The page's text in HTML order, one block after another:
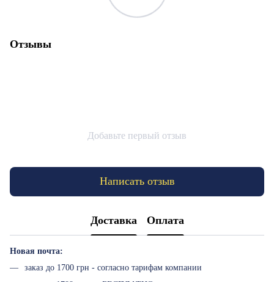
Отзывы
Добавьте первый отзыв
Написать отзыв
Доставка Оплата
Новая почта:
заказ до 1700 грн - согласно тарифам компании